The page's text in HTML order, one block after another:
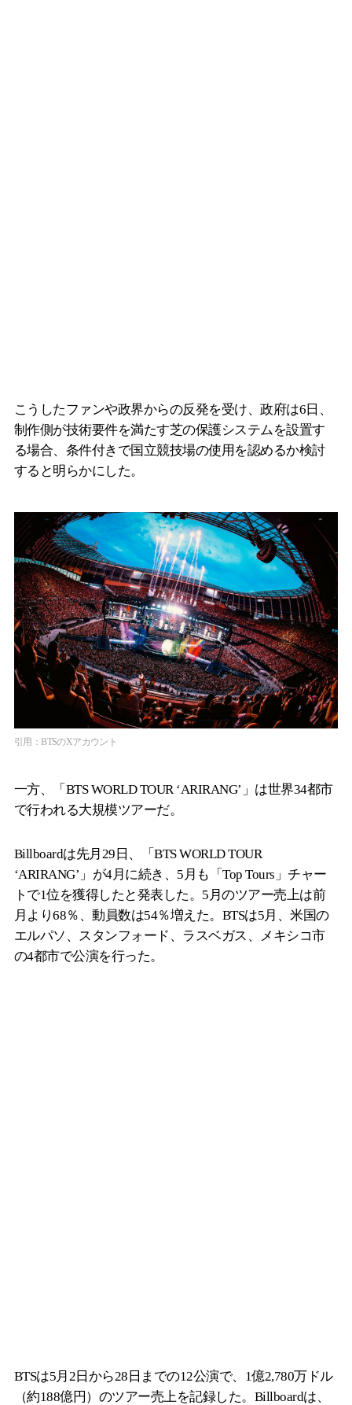
こうしたファンや政界からの反発を受け、政府は6日、
制作側が技術要件を満たす芝の保護システムを設置す
る場合、条件付きで国立競技場の使用を認めるか検討
すると明らかにした。
引用：BTSのXアカウント
一方、「BTS WORLD TOUR ‘ARIRANG’」は世界34都市
で行われる大規模ツアーだ。
Billboardは先月29日、「BTS WORLD TOUR
‘ARIRANG’」が4月に続き、5月も「Top Tours」チャー
トで1位を獲得したと発表した。5月のツアー売上は前
月より68％、動員数は54％増えた。BTSは5月、米国の
エルパソ、スタンフォード、ラスベガス、メキシコ市
の4都市で公演を行った。
BTSは5月2日から28日までの12公演で、1億2,780万ドル
（約188億円）のツアー売上を記録した。Billboardは、